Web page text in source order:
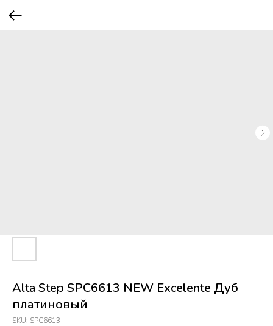
Alta Step SPC6613 NEW Excelente Дуб
платиновый
SKU: SPC6613